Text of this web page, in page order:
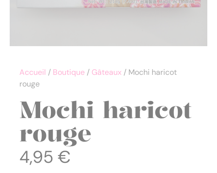
Accueil / Boutique / Gâteaux / Mochi haricot
rouge
Mochi haricot
rouge
4,95 €